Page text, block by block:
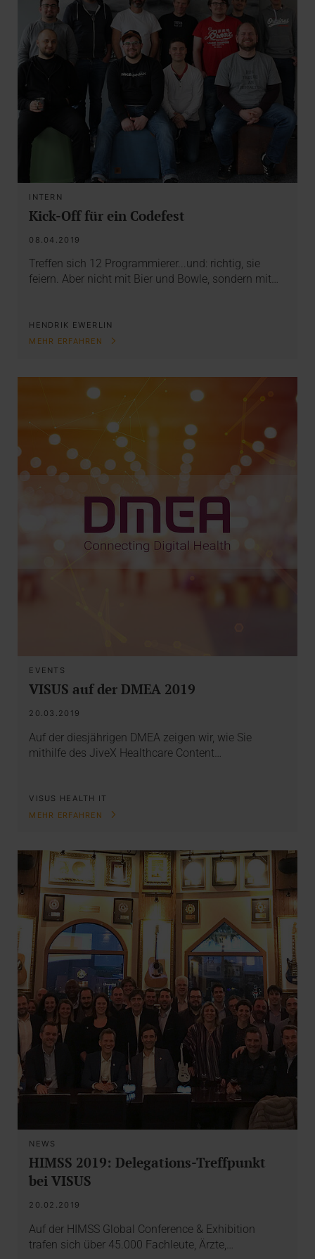
INTERN
Kick-Off für ein Codefest
08.04.2019
Treffen sich 12 Programmierer...und: richtig, sie
feiern. Aber nicht mit Bier und Bowle, sondern mit…
HENDRIK EWERLIN
MEHR ERFAHREN
EVENTS
VISUS auf der DMEA 2019
20.03.2019
Auf der diesjährigen DMEA zeigen wir, wie Sie
mithilfe des JiveX Healthcare Content…
VISUS HEALTH IT
MEHR ERFAHREN
NEWS
HIMSS 2019: Delegations-Treffpunkt
bei VISUS
20.02.2019
Auf der HIMSS Global Conference & Exhibition
trafen sich über 45.000 Fachleute, Ärzte,…